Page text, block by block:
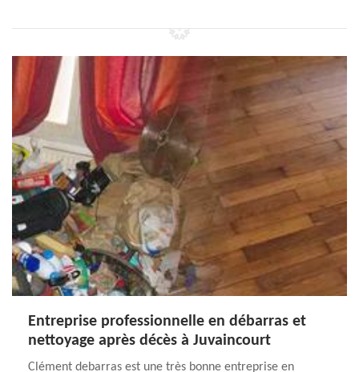
Entreprise professionnelle en débarras et
nettoyage après décès à Juvaincourt
Clément debarras est une très bonne entreprise en